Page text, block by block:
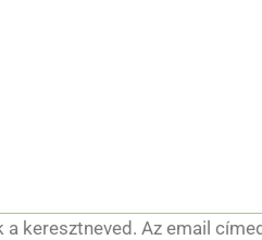
keresztneved. Az email